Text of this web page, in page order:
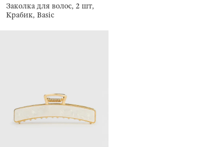
Заколка для волос, 2 шт,
Крабик, Basic